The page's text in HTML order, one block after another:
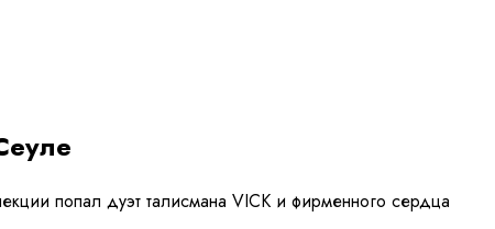
попал дуэт талисмана VICK и фирменного сердца